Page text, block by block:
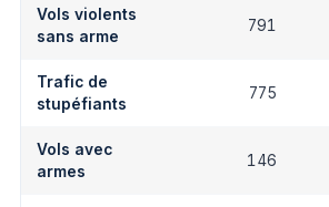
Vols violents
sans arme
791
Trafic de
stupéfiants
775
Vols avec
armes
146